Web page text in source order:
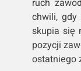
ruch
chwili, gdy
skupia się
pozycji
ostatniego